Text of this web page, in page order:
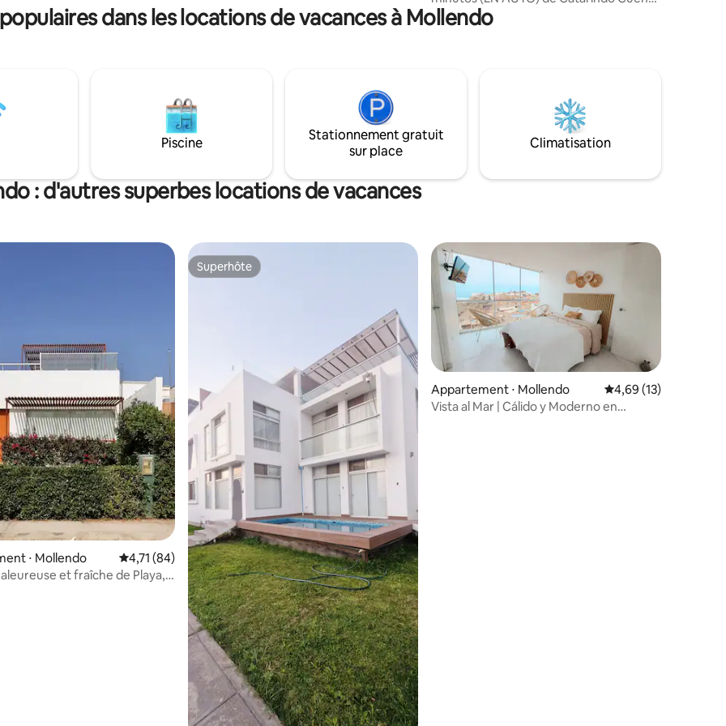
con 01 habitación amplia con DOS
CAMAS de 02 plazas, TV de 40¨ y baño
uso de COCHERA y terraza compartida -
Permite alojar un MÁXIMO de cuatro (04)
personas entre adultos y niños
dans les locations de vacances à Mollendo
Piscine
Stationnement gratuit
sur place
Climatisation
: d'autres superbes locations de vacances
sur la base de 3 commentaires : 5 sur 5
⋅ Mollendo Évaluation moyenne sur la base de 84 commentaires : 4,71 sur 5
4,71 (84)
et fraîche de Playa,
Superhôte
Superhôte
Appartement ⋅ Mollendo Évaluation moyenne
4,69 (13)
Vista al Mar | Cálido y Moderno en